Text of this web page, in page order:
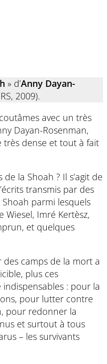
» d’Anny Dayan-
2009).
avec un très
Dayan-Rosenman,
très dense et tout à fait
la Shoah ? Il s’agit de
transmis par des
parmi lesquels
Wiesel, Imré Kertèsz,
et quelques
des camps de la mort a
plus ces
: pour la
pour lutter contre
pour redonner la
et surtout à tous
– les survivants